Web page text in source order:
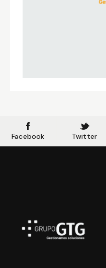
Facebook Twitter